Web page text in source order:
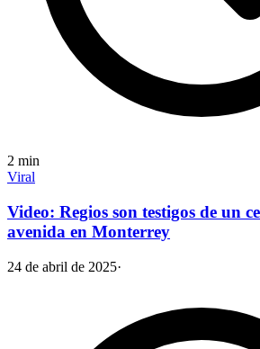
2 min
Viral
Video: Regios son testigos de un
avenida en Monterrey
24 de abril de 2025·